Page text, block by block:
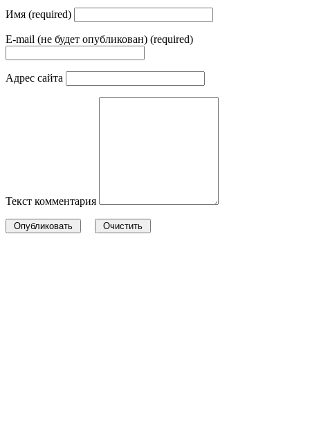
Имя (required)
E-mail (не будет опубликован) (required)
Адрес сайта
Текст комментария